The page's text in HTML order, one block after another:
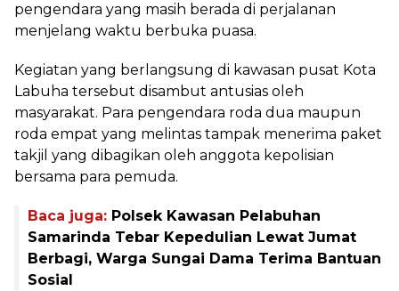
pengendara yang masih berada di perjalanan
menjelang waktu berbuka puasa.
Kegiatan yang berlangsung di kawasan pusat Kota
Labuha tersebut disambut antusias oleh
masyarakat. Para pengendara roda dua maupun
roda empat yang melintas tampak menerima paket
takjil yang dibagikan oleh anggota kepolisian
bersama para pemuda.
Baca juga: Polsek Kawasan Pelabuhan
Samarinda Tebar Kepedulian Lewat Jumat
Berbagi, Warga Sungai Dama Terima Bantuan
Sosial